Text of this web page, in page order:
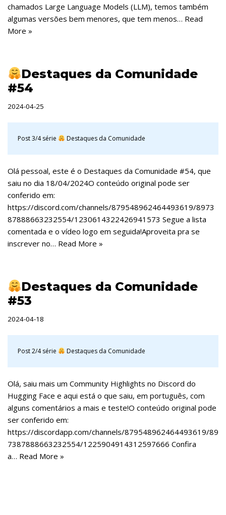
chamados Large Language Models (LLM), temos também
algumas versões bem menores, que tem menos… Read
More »
Destaques da Comunidade
#54
2024-04-25
Post 3/4 série Destaques da Comunidade
Olá pessoal, este é o Destaques da Comunidade #54, que
saiu no dia 18/04/2024O conteúdo original pode ser
conferido em:
https://discord.com/channels/879548962464493619/8973
87888663232554/1230614322426941573 Segue a lista
comentada e o vídeo logo em seguida!Aproveita pra se
inscrever no… Read More »
Destaques da Comunidade
#53
2024-04-18
Post 2/4 série Destaques da Comunidade
Olá, saiu mais um Community Highlights no Discord do
Hugging Face e aqui está o que saiu, em português, com
alguns comentários a mais e teste!O conteúdo original pode
ser conferido em:
https://discordapp.com/channels/879548962464493619/89
7387888663232554/1225904914312597666 Confira
a… Read More »